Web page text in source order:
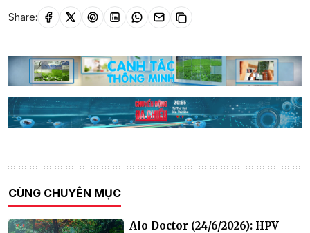
Share:
CÙNG CHUYÊN MỤC
Alo Doctor (24/6/2026): HPV